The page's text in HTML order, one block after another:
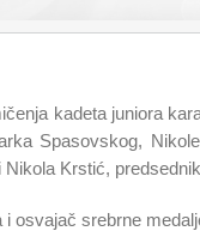
kadeta juniora
Spasovskog,
Krstić,
osvajač srebrne